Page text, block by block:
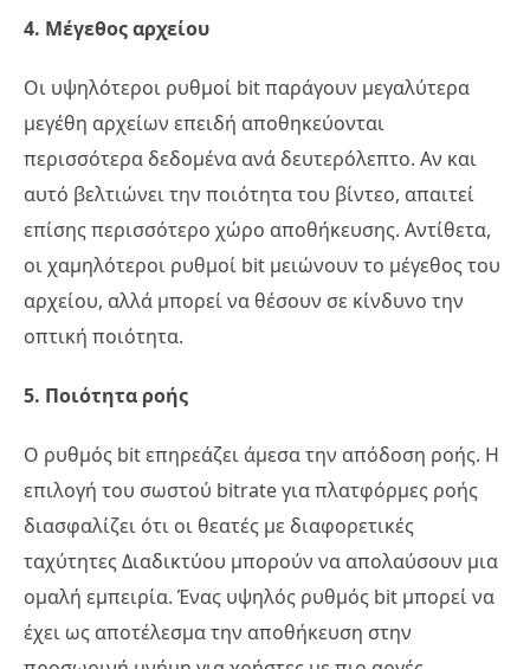
4. Μέγεθος αρχείου
Οι υψηλότεροι ρυθμοί bit παράγουν μεγαλύτερα
μεγέθη αρχείων επειδή αποθηκεύονται
περισσότερα δεδομένα ανά δευτερόλεπτο. Αν και
αυτό βελτιώνει την ποιότητα του βίντεο, απαιτεί
επίσης περισσότερο χώρο αποθήκευσης. Αντίθετα,
οι χαμηλότεροι ρυθμοί bit μειώνουν το μέγεθος του
αρχείου, αλλά μπορεί να θέσουν σε κίνδυνο την
οπτική ποιότητα.
5. Ποιότητα ροής
Ο ρυθμός bit επηρεάζει άμεσα την απόδοση ροής. Η
επιλογή του σωστού bitrate για πλατφόρμες ροής
διασφαλίζει ότι οι θεατές με διαφορετικές
ταχύτητες Διαδικτύου μπορούν να απολαύσουν μια
ομαλή εμπειρία. Ένας υψηλός ρυθμός bit μπορεί να
έχει ως αποτέλεσμα την αποθήκευση στην